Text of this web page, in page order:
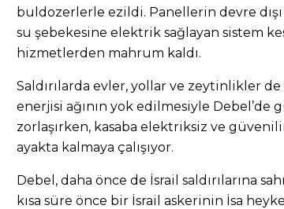
buldozerlerle ezildi. Panellerin devre dışı
su şebekesine elektrik sağlayan sistem
hizmetlerden mahrum kaldı.
Saldırılarda evler, yollar ve zeytinlikler
enerjisi ağının yok edilmesiyle Debel’de
zorlaşırken, kasaba elektriksiz ve
ayakta kalmaya çalışıyor.
Debel, daha önce de İsrail saldırılarına
kısa süre önce bir İsrail askerinin İsa